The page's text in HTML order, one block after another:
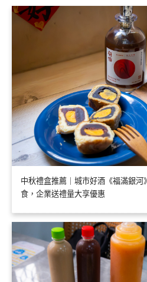
中秋禮盒推薦｜城市好酒《福滿銀
食，企業送禮量大享優惠